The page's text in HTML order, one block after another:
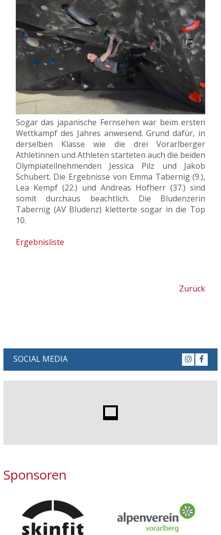
Sogar das japanische Fernsehen war beim ersten
Wettkampf des Jahres anwesend. Grund dafür, in
derselben Klasse wie die drei Vorarlberger
Athletinnen und Athleten starteten auch die beiden
Olympiateilnehmenden Jessica Pilz und Jakob
Schubert. Die Ergebnisse von Emma Tabernig (9.),
Lea Kempf (22.) und Andreas Hofherr (37.) sind
somit durchaus beachtlich. Die Bludenzerin
Tabernig (AV Bludenz) kletterte sogar in die Top
10.
Ergebnisliste
Zurück
SOCIAL MEDIA
Sponsoren